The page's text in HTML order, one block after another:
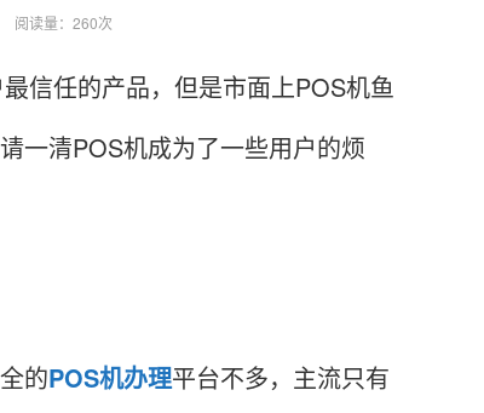
阅读量：260次
信任的产品，但是市面上POS机鱼
一清POS机成为了一些用户的烦
的POS机办理平台不多，主流只有